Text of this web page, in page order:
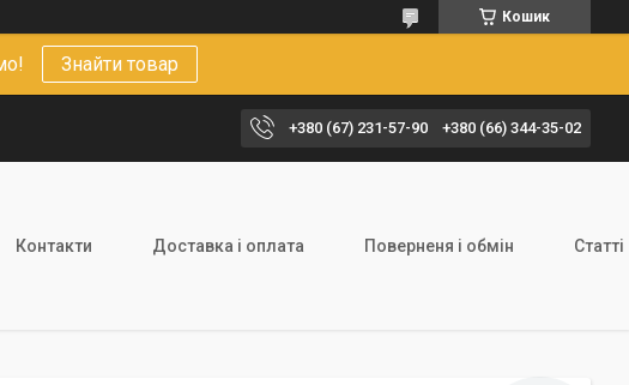
Кошик
Знайти товар
+380 (67) 231-57-90 +380 (66) 344-35-02
Контакти Доставка і оплата Поверненя і обмін Статті